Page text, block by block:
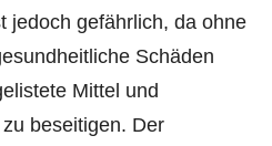
jedoch gefährlich, da ohne
Schäden
Mittel und
beseitigen. Der